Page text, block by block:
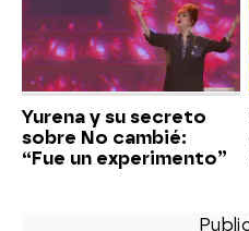
Yurena y su secreto
sobre No cambié:
“Fue un experimento”